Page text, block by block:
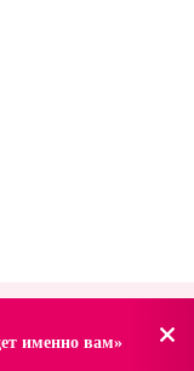
именно вам»
именно вам»